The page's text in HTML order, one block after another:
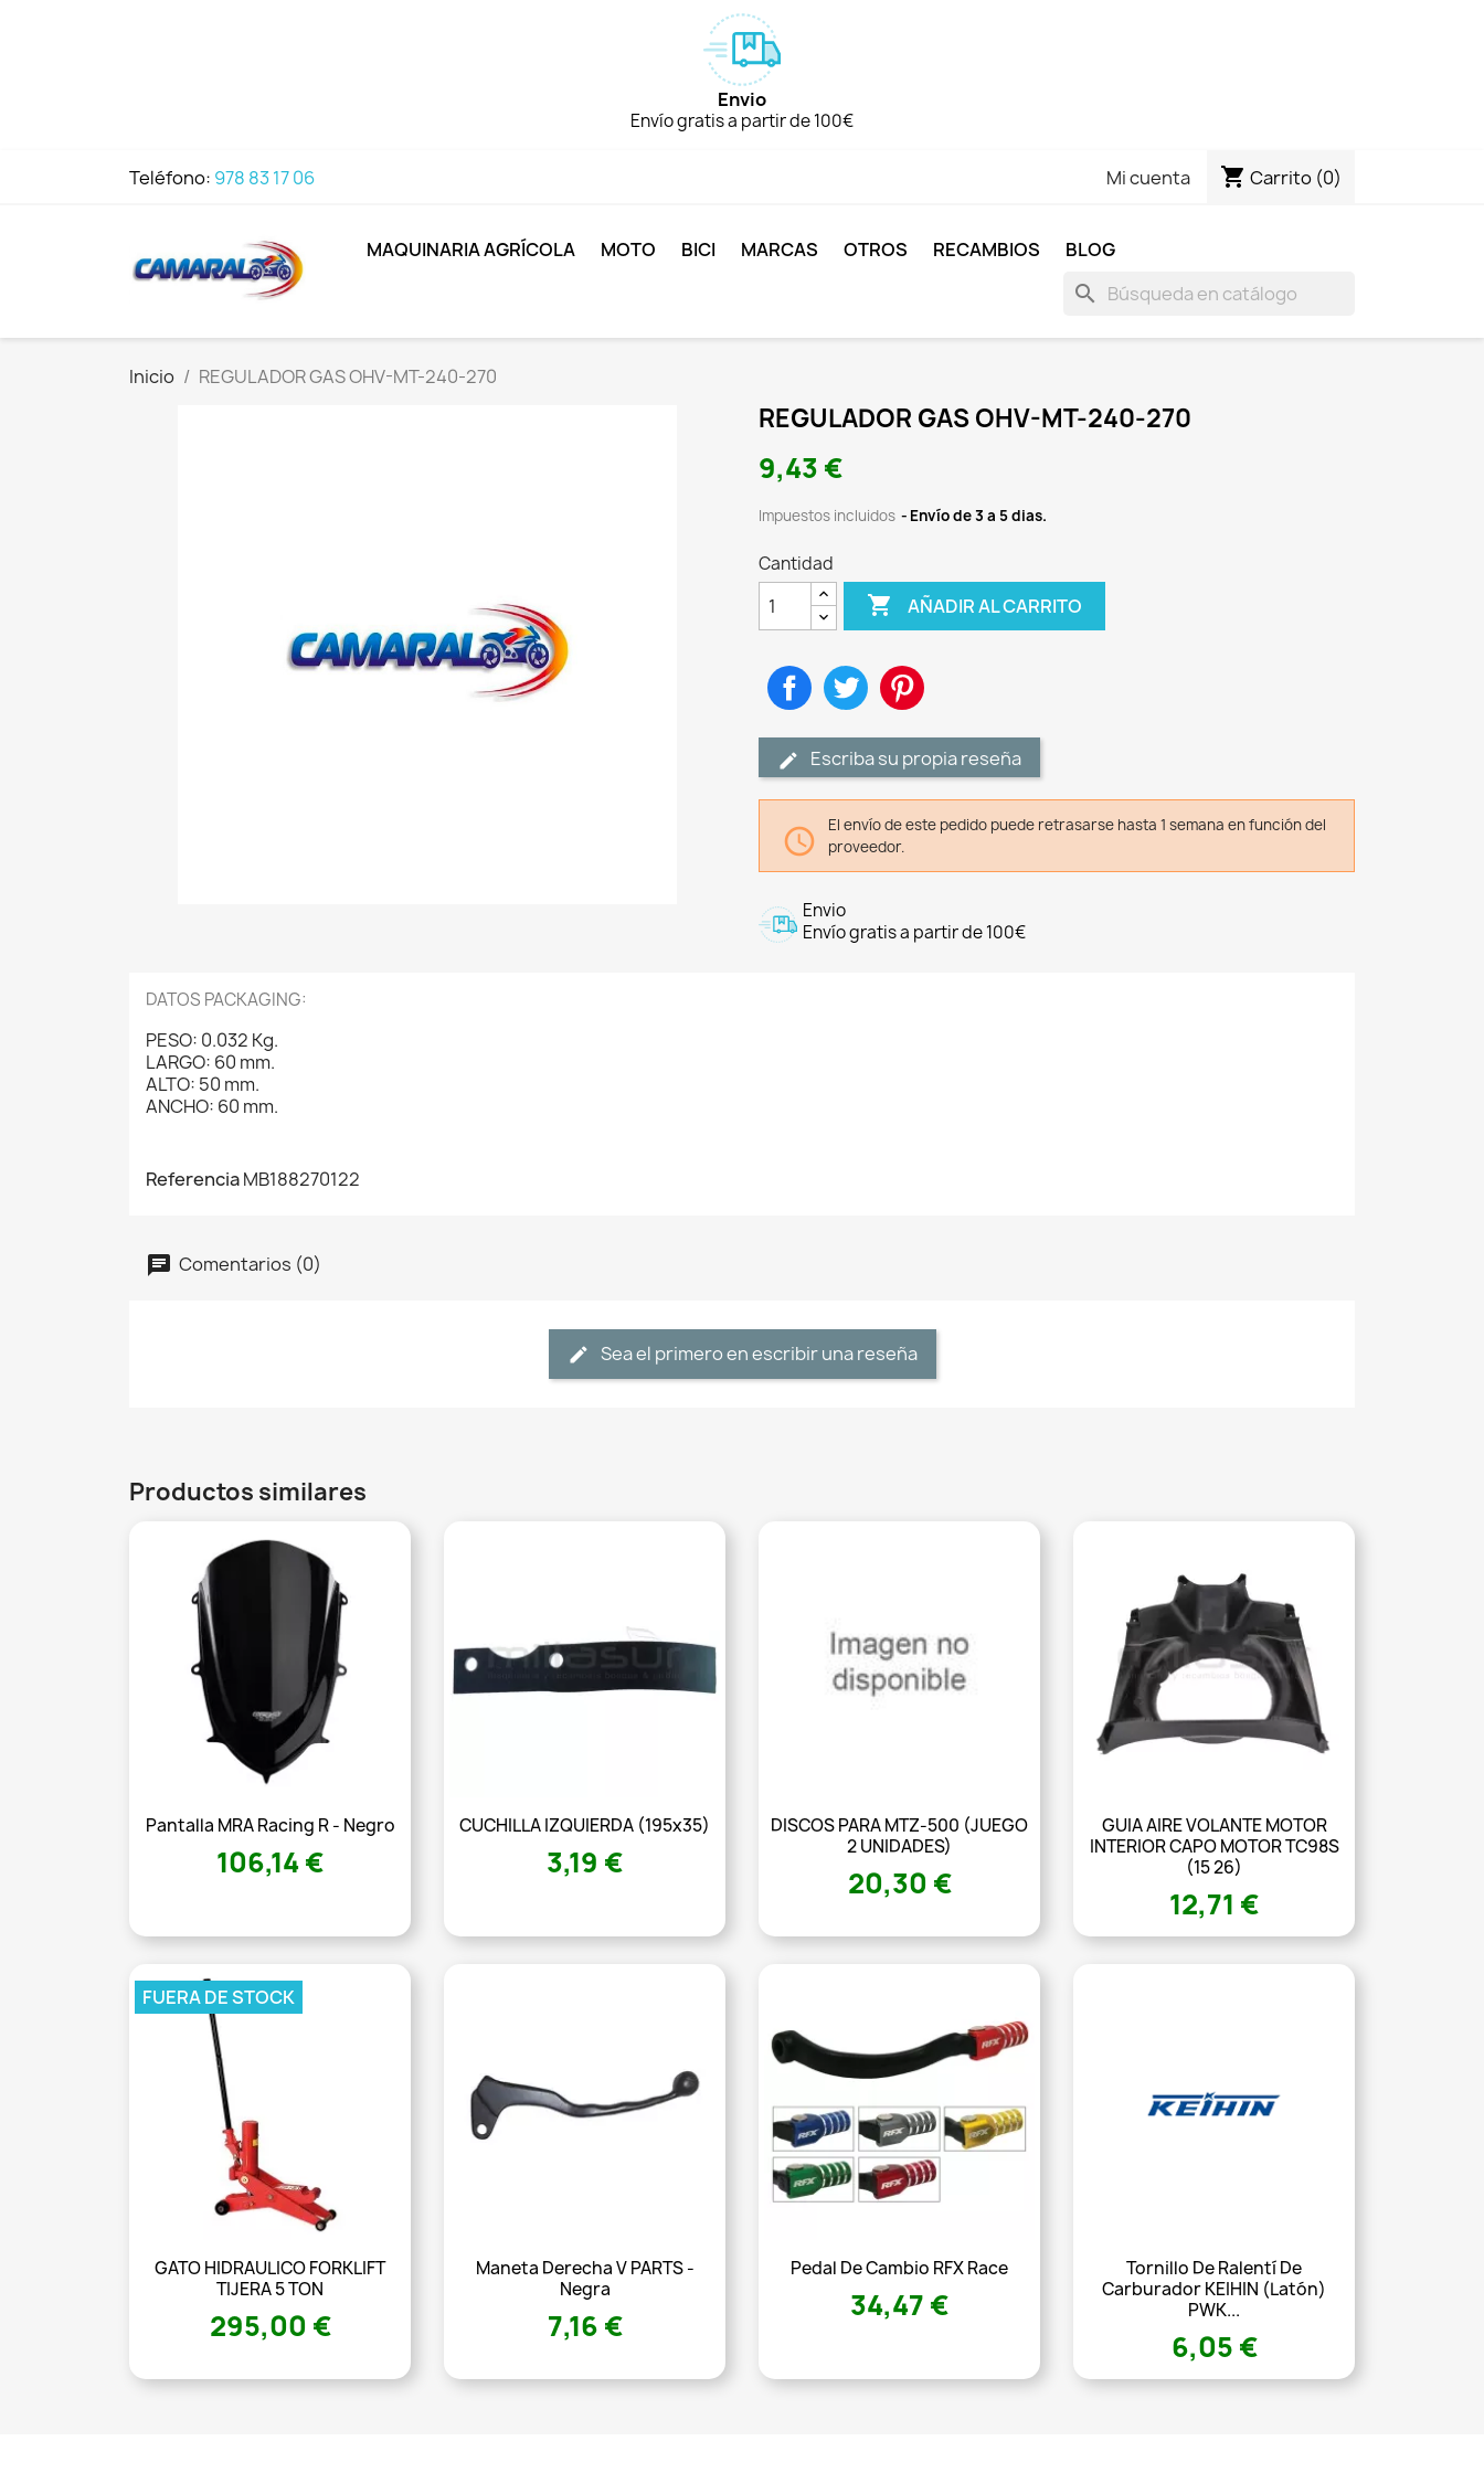
Envio
Envío gratis a partir de 100€
Teléfono: 978 83 17 06 Mi cuenta shopping_cart Carrito (0)
MAQUINARIA AGRÍCOLA MOTO BICI MARCAS OTROS RECAMBIOS BLOG
search
Inicio REGULADOR GAS OHV-MT-240-270
REGULADOR GAS OHV-MT-240-270
9,43 €
Impuestos incluidos Envío de 3 a 5 dias.
Cantidad
 AÑADIR AL CARRITO
CompartirTuitear
Escriba su propia reseña

El envío de este pedido puede retrasarse hasta 1 semana en función del
proveedor.
Envio
Envío gratis a partir de 100€
DATOS PACKAGING:
PESO: 0.032 Kg.
LARGO: 60 mm.
ALTO: 50 mm.
ANCHO: 60 mm.
ReferenciaMB188270122
Comentarios (0)
Sea el primero en escribir una reseña
Productos similares
Pantalla MRA Racing R - Negro
106,14 €
CUCHILLA IZQUIERDA (195x35)
3,19 €
DISCOS PARA MTZ-500 (JUEGO
2 UNIDADES)
20,30 €
GUIA AIRE VOLANTE MOTOR
INTERIOR CAPO MOTOR TC98S
(15 26)
12,71 €
GATO HIDRAULICO FORKLIFT
TIJERA 5 TON
295,00 €
FUERA DE STOCK
Maneta Derecha V PARTS -
Negra
7,16 €
Pedal De Cambio RFX Race
34,47 €
Tornillo De Ralentí De
Carburador KEIHIN (latón)
PWK...
6,05 €